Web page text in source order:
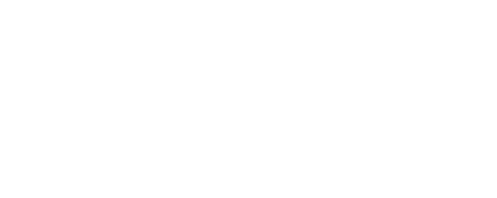
PDF